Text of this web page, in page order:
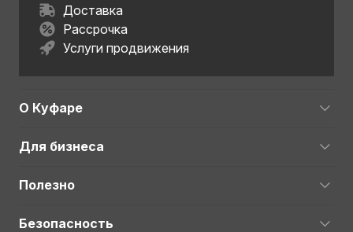
Доставка
Рассрочка
Услуги продвижения
О Куфаре
Для бизнеса
Полезно
Безопасность